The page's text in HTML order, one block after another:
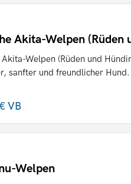
Akita-Welpen (Rüden
Akita-Welpen (Rüden und
sanfter und freundlicher
VB
Welpen